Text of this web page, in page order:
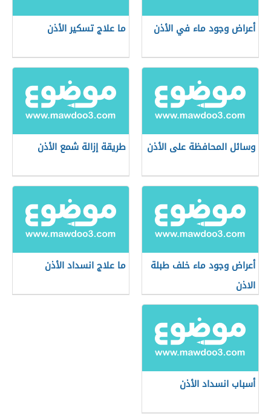
أعراض وجود ماء في الأذن ما علاج تسكير الأذن
وسائل المحافظة على الأذن طريقة إزالة شمع الأذن
أعراض وجود ماء خلف طبلة
الاذن
ما علاج انسداد الأذن
أسباب انسداد الأذن